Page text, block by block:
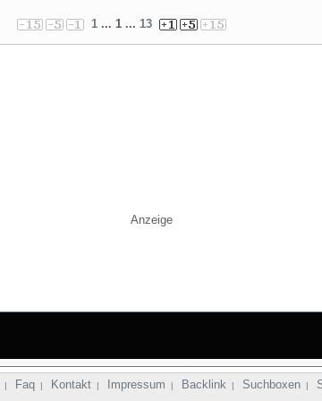
1 ... 1 ... 13
Anzeige
| Faq | Kontakt | Impressum | Backlink | Suchboxen |